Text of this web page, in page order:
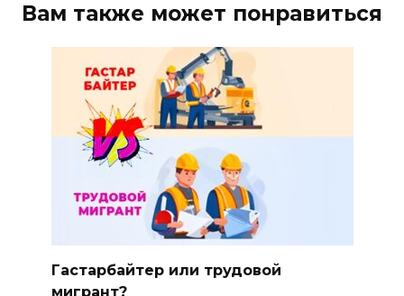
Вам также может понравиться
Гастарбайтер или трудовой
мигрант?